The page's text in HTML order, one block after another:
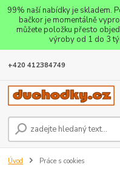
99% naší nabídky je skladem.
bačkor je momentálně
můžete položku přesto
výroby od 1 do 3
+420 412384749
Úvod Práce s cookies